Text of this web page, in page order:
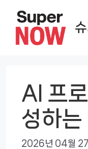
AI 프
성하는
2026년 04월